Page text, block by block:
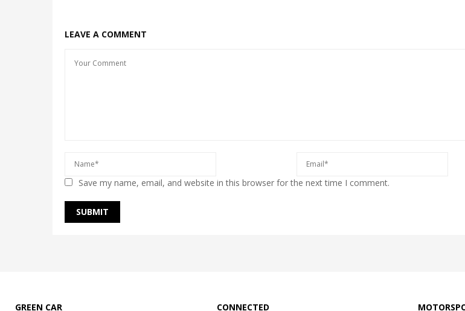
LEAVE A COMMENT
Save my name, email, and website in this browser for the next time I comment.
GREEN CAR CONNECTED